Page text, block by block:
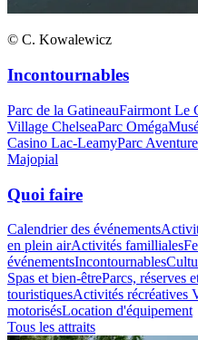
© C. Kowalewicz
Incontournables
Parc de la GatineauFairmont Le
Village ChelseaParc Oméga
Casino Lac-LeamyParc
Majopial
Quoi faire
Calendrier des événements
en plein airActivités familliales
événementsIncontournables
Spas et bien-êtreParcs, réserves
touristiquesActivités récréatives
motorisésLocation d'équipement
Tous les attraits